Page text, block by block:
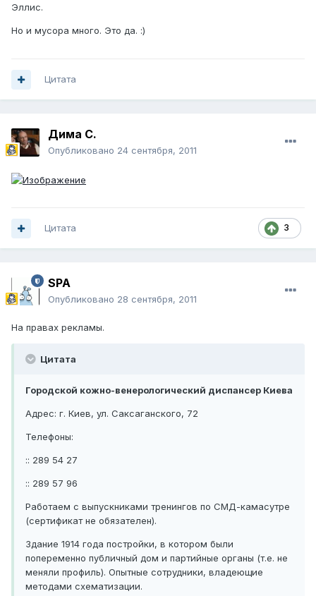
Эллис.
Но и мусора много. Это да. :)
Цитата
Дима С.
Опубликовано 24 сентября, 2011
3
Цитата
SPA
Опубликовано 28 сентября, 2011
На правах рекламы.
Цитата
Городской кожно-венерологический диспансер Киева
Адрес: г. Киев, ул. Саксаганского, 72
Телефоны:
:: 289 54 27
:: 289 57 96
Работаем с выпускниками тренингов по СМД-камасутре
(сертификат не обязателен).
Здание 1914 года постройки, в котором были
попеременно публичный дом и партийные органы (т.е. не
меняли профиль). Опытные сотрудники, владеющие
методами схематизации.